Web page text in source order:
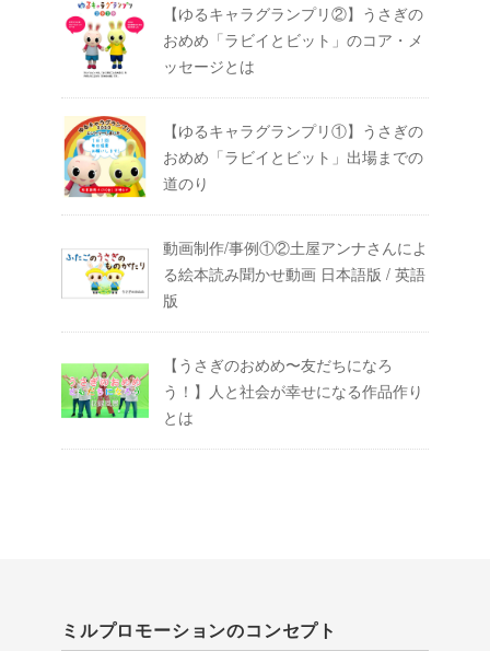
【ゆるキャラグランプリ②】うさぎの
おめめ「ラビイとビット」のコア・メ
ッセージとは
【ゆるキャラグランプリ①】うさぎの
おめめ「ラビイとビット」出場までの
道のり
動画制作/事例①②土屋アンナさんによ
る絵本読み聞かせ動画 日本語版 / 英語
版
【うさぎのおめめ〜友だちになろ
う！】人と社会が幸せになる作品作り
とは
ミルプロモーションのコンセプト